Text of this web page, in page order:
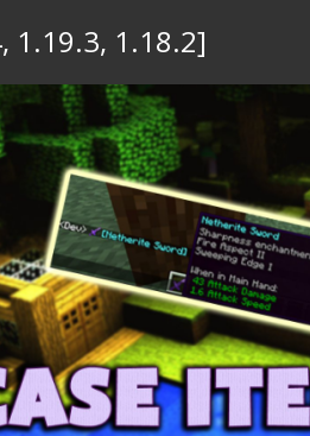
1.19.3, 1.18.2]